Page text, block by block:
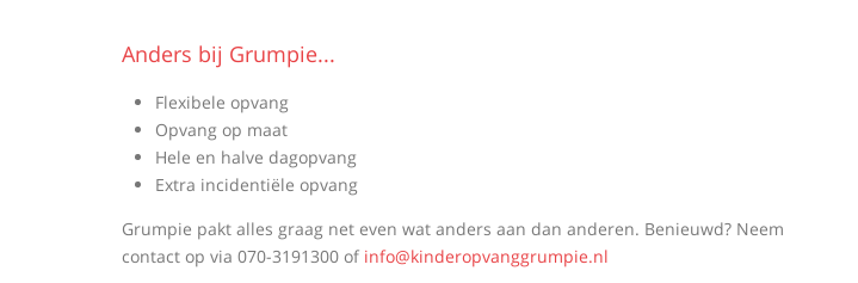
Anders bij Grumpie...
Flexibele opvang
Opvang op maat
Hele en halve dagopvang
Extra incidentiële opvang
Grumpie pakt alles graag net even wat anders aan dan anderen. Benieuwd? Neem
contact op via 070-3191300 of info@kinderopvanggrumpie.nl